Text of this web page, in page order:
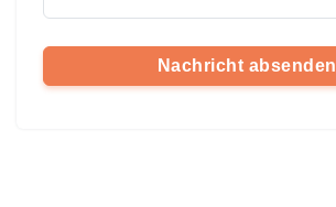
Nachricht absenden